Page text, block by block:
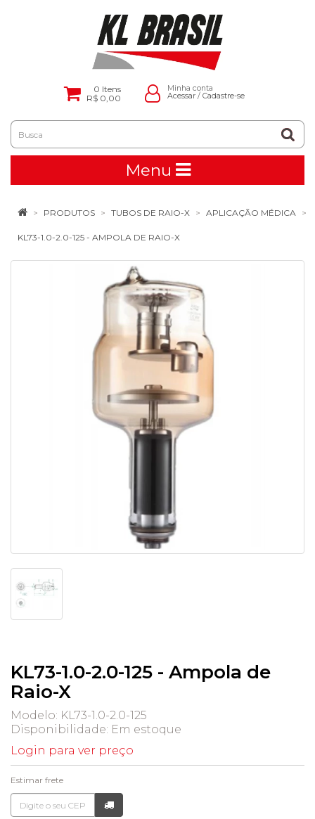
0 Itens
R$ 0,00
Minha conta
Acessar/ Cadastre-se
Menu
PRODUTOS TUBOS DE RAIO-X APLICAÇÃO MÉDICA
KL73-1.0-2.0-125 - AMPOLA DE RAIO-X
KL73-1.0-2.0-125 - Ampola de
Raio-X
Modelo: KL73-1.0-2.0-125
Disponibilidade: Em estoque
Login para ver preço
Estimar frete